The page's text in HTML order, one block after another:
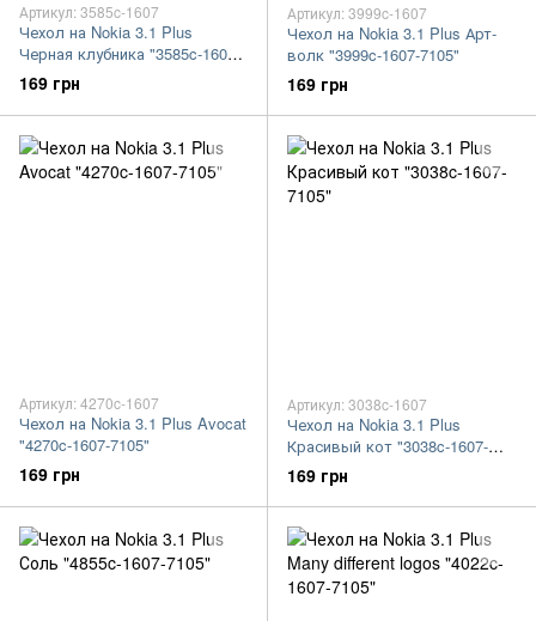
Артикул: 3585c-1607
Чехол на Nokia 3.1 Plus
Черная клубника "3585c-1607-
7105"
169 грн
Артикул: 3999c-1607
Чехол на Nokia 3.1 Plus Арт-
волк "3999c-1607-7105"
169 грн
Артикул: 4270c-1607
Чехол на Nokia 3.1 Plus Avocat
"4270c-1607-7105"
169 грн
Артикул: 3038c-1607
Чехол на Nokia 3.1 Plus
Красивый кот "3038c-1607-
7105"
169 грн